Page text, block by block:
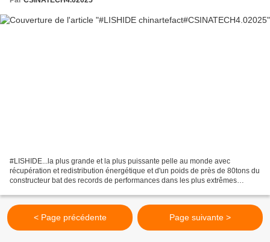
#LISHIDE...la plus grande et la plus puissante pelle au monde avec
récupération et redistribution énergétique et d'un poids de près de 80tons du
constructeur bat des records de performances dans les plus extrêmes
< Page précédente Page suivante >